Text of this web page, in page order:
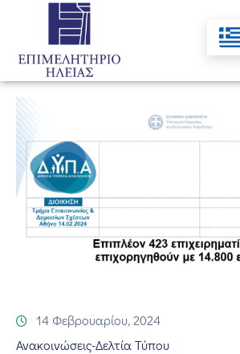
Αρχική
Υπηρεσίες
Ενημέρωση
Σύλλογοι
–
Σωματεία
Χρηματοδότησης
14 Φεβρουαρίου, 2024
Ανακοινώσεις-Δελτία Τύπου